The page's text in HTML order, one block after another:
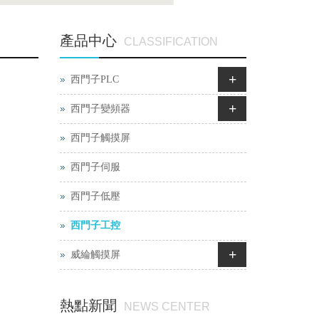
產品中心 CLASSIFICATION
西門子PLC +
西門子變頻器 +
西門子觸摸屏
西門子伺服
西門子低壓
西門子工控
威綸觸摸屏 +
熱點新聞 NEWS CENTER